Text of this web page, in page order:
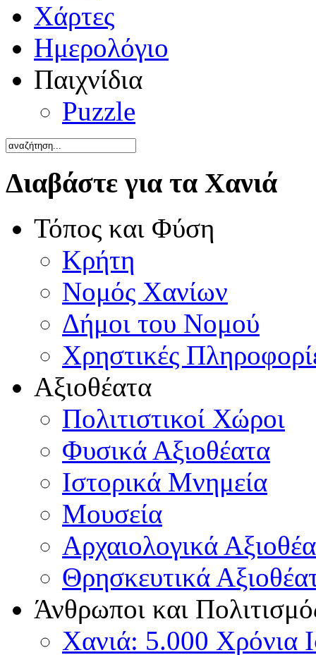
Χάρτες
Ημερολόγιο
Παιχνίδια
Puzzle
Διαβάστε για τα Χανιά
Τόπος και Φύση
Κρήτη
Νομός Χανίων
Δήμοι του Νομού
Χρηστικές
Αξιοθέατα
Πολιτιστικοί Χώροι
Φυσικά Αξιοθέατα
Ιστορικά Μνημεία
Μουσεία
Αρχαιολογικά
Θρησκευτικά
Άνθρωποι και
Χανιά: 5.000 Χρόνια